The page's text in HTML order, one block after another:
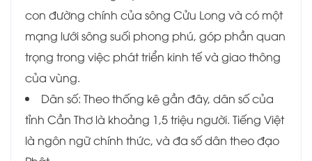
con đường chính của sông Cửu Long và có một
mạng lưới sông suối phong phú, góp phần quan
trọng trong việc phát triển kinh tế và giao thông
của vùng.
Dân số: Theo thống kê gần đây, dân số của
tỉnh Cần Thơ là khoảng 1,5 triệu người. Tiếng Việt
là ngôn ngữ chính thức, và đa số dân theo đạo